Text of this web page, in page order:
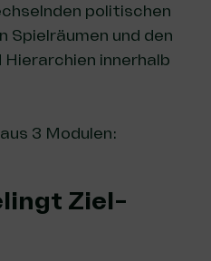
politischen
und den
innerhalb
3 Modulen:
Ziel­